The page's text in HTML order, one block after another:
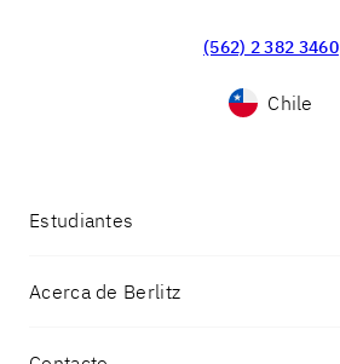
(562) 2 382 3460
Chile
Estudiantes
Acerca de Berlitz